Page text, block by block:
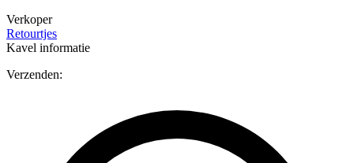
Verkoper
Retourtjes
Kavel informatie
Verzenden: